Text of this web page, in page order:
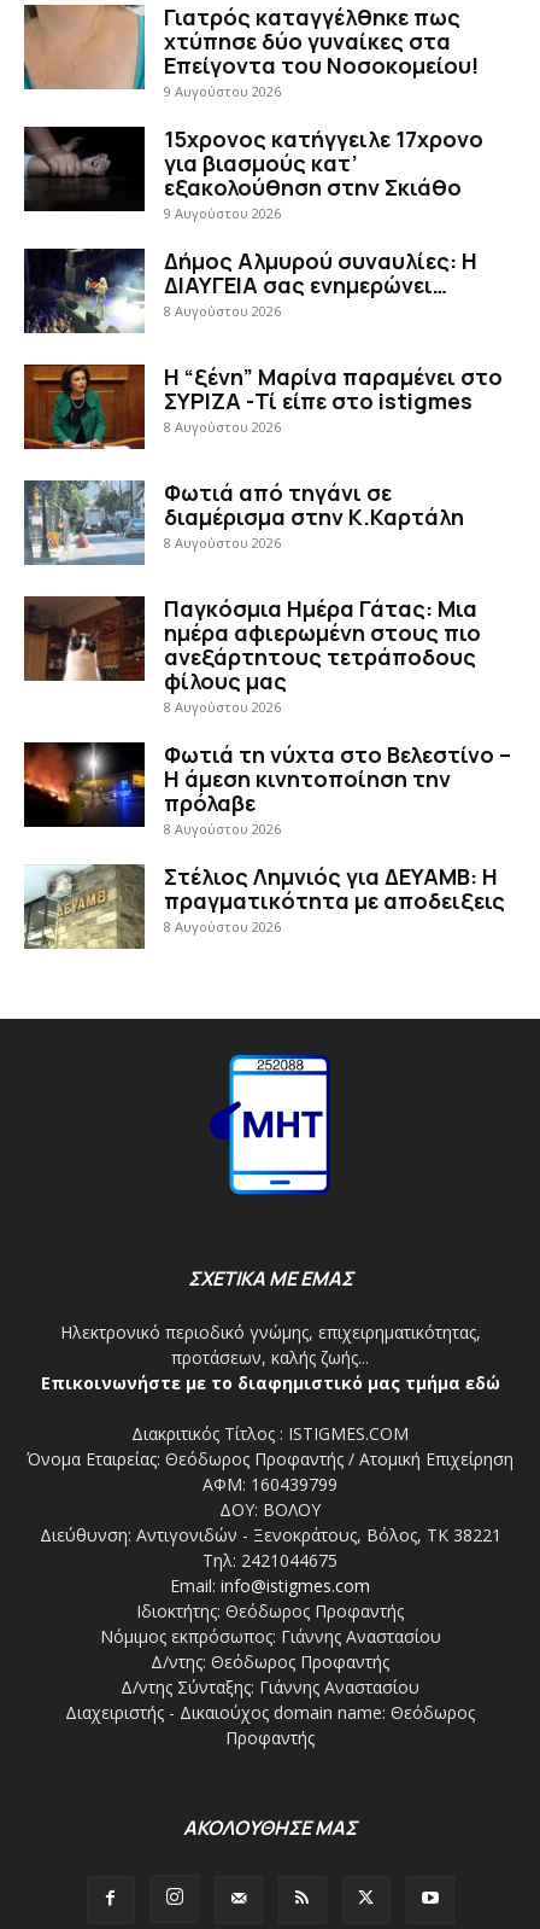
Γιατρός καταγγέλθηκε πως
χτύπησε δύο γυναίκες στα
Επείγοντα του Νοσοκομείου!
9 Αυγούστου 2026
15χρονος κατήγγειλε 17χρονο
για βιασμούς κατ’
εξακολούθηση στην Σκιάθο
9 Αυγούστου 2026
Δήμος Αλμυρού συναυλίες: Η
ΔΙΑΥΓΕΙΑ σας ενημερώνει…
8 Αυγούστου 2026
Η “ξένη” Μαρίνα παραμένει στο
ΣΥΡΙΖΑ -Τί είπε στο istigmes
8 Αυγούστου 2026
Φωτιά από τηγάνι σε
διαμέρισμα στην Κ.Καρτάλη
8 Αυγούστου 2026
Παγκόσμια Ημέρα Γάτας: Μια
ημέρα αφιερωμένη στους πιο
ανεξάρτητους τετράποδους
φίλους μας
8 Αυγούστου 2026
Φωτιά τη νύχτα στο Βελεστίνο –
Η άμεση κινητοποίηση την
πρόλαβε
8 Αυγούστου 2026
Στέλιος Λημνιός για ΔΕΥΑΜΒ: Η
πραγματικότητα με αποδειξεις
8 Αυγούστου 2026
ΣΧΕΤΙΚΑ ΜΕ ΕΜΑΣ
Ηλεκτρονικό περιοδικό γνώμης, επιχειρηματικότητας,
προτάσεων, καλής ζωής...
Επικοινωνήστε με το διαφημιστικό μας τμήμα εδώ
Διακριτικός Τίτλος : ISTIGMES.COM
Όνομα Εταιρείας: Θεόδωρος Προφαντής / Ατομική Επιχείρηση
ΑΦΜ: 160439799
ΔΟΥ: ΒΟΛΟΥ
Διεύθυνση: Αντιγονιδών - Ξενοκράτους, Βόλος, ΤΚ 38221
Τηλ: 2421044675
Email: info@istigmes.com
Ιδιοκτήτης: Θεόδωρος Προφαντής
Νόμιμος εκπρόσωπος: Γιάννης Αναστασίου
Δ/ντης: Θεόδωρος Προφαντής
Δ/ντης Σύνταξης: Γιάννης Αναστασίου
Διαχειριστής - Δικαιούχος domain name: Θεόδωρος
Προφαντής
ΑΚΟΛΟΥΘΗΣΕ ΜΑΣ